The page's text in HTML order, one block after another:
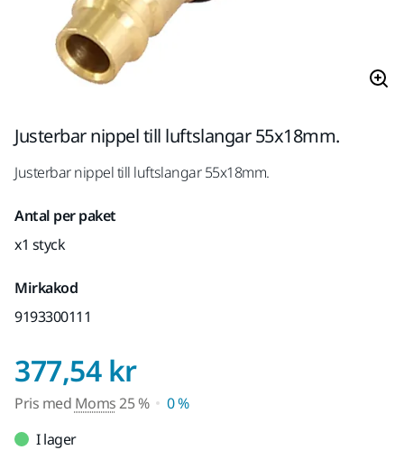
Justerbar nippel till luftslangar 55x18mm.
Justerbar nippel till luftslangar 55x18mm.
Antal per paket
x1 styck
Mirkakod
9193300111
377,54 krPris med Moms 25
Pris med Moms25 %
0 %
I lager